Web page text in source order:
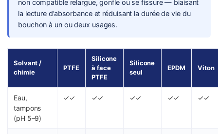
non compatible relargue, gonfle ou se fissure — biaisant
la lecture d’absorbance et réduisant la durée de vie du
bouchon à un ou deux usages.
Solvant /
chimie
PTFE
Silicone
à face
PTFE
Silicone
seul
EPDM Viton
Eau,
tampons
(pH 5–9)
✓✓ ✓✓ ✓✓ ✓✓ ✓✓